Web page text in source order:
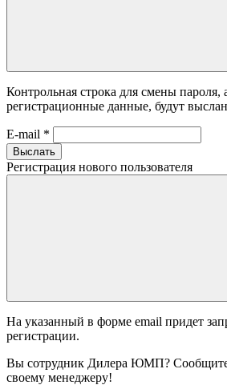
Контрольная строка для смены пароля,
регистрационные данные, будут
E-mail *
Выслать
Регистрация нового пользователя
На указанный в форме email придет
регистрации.
Вы сотрудник Дилера ЮМП? Сообщите
своему менеджеру!